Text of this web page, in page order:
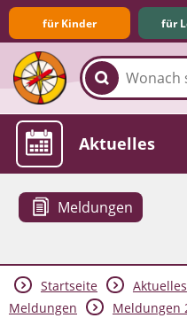
für Kinder für
Familie &
Spieletipps &
Die Jüngsten
Lexikon
Aktuelles
Meldungen
Startseite Aktuelles
Meldungen
Meldungen